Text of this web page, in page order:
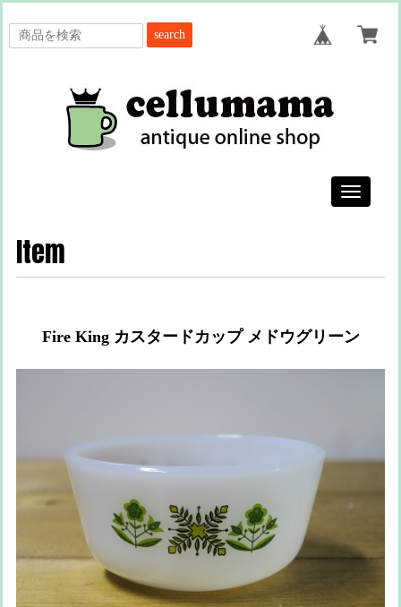
search
Toggle
Item
Fire King カスタードカップ メドウグリーン